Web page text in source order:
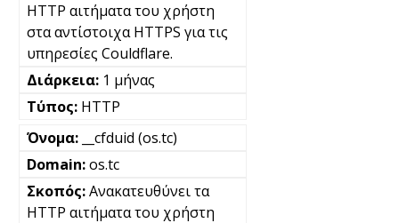
HTTP αιτήματα του χρήστη
στα αντίστοιχα HTTPS για τις
υπηρεσίες Couldflare.
1 μήνας
HTTP
__cfduid (os.tc)
os.tc
Ανακατευθύνει τα
HTTP αιτήματα του χρήστη